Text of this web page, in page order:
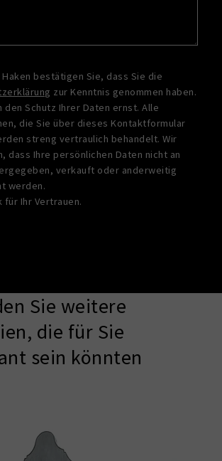
bestätigen Sie, dass Sie die
zur Kenntnis genommen haben.
den Schutz Ihrer Daten ernst. Alle
die Sie über dieses Kontaktformular
streng vertraulich behandelt. Wir
dass Ihre persönlichen Daten nicht an
verkauft oder anderweitig
werden.
für Ihr Vertrauen.
Sie weitere
die für Sie
sein könnten